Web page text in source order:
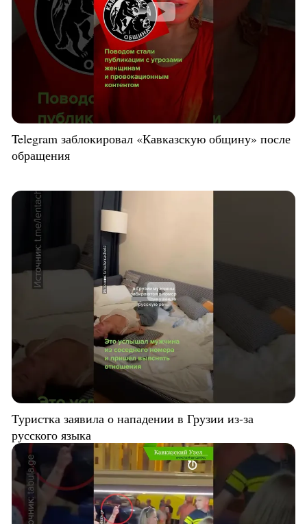
Telegram заблокировал «Кавказскую общину» после
обращения
Туристка заявила о нападении в Грузии из-за
русского языка